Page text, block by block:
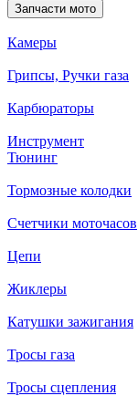
Запчасти мото
Камеры
Грипсы, Ручки газа
Карбюраторы
Инструмент
Тюнинг
Тормозные колодки
Счетчики моточасов
Цепи
Жиклеры
Катушки зажигания
Тросы газа
Тросы сцепления